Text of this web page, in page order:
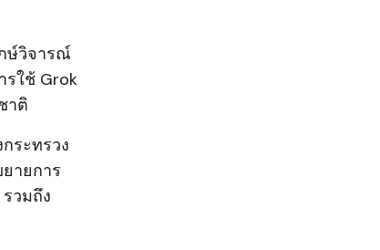
ษ์วิจารณ์
ใช้ Grok
าติ
ระทรวง
ายการ
วมถึง